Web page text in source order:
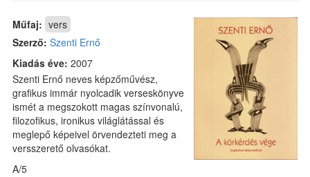
Műfaj: vers
Szerző: Szenti Ernő
Kiadás éve: 2007
Szenti Ernő neves képzőművész,
grafikus immár nyolcadik verseskönyve
ismét a megszokott magas színvonalú,
filozofikus, ironikus világlátással és
meglepő képeivel örvendezteti meg a
versszerető olvasókat.
A/5